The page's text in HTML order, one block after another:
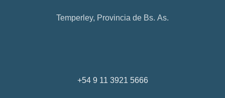
Temperley, Provincia de Bs. As.
+54 9 11 3921 5666